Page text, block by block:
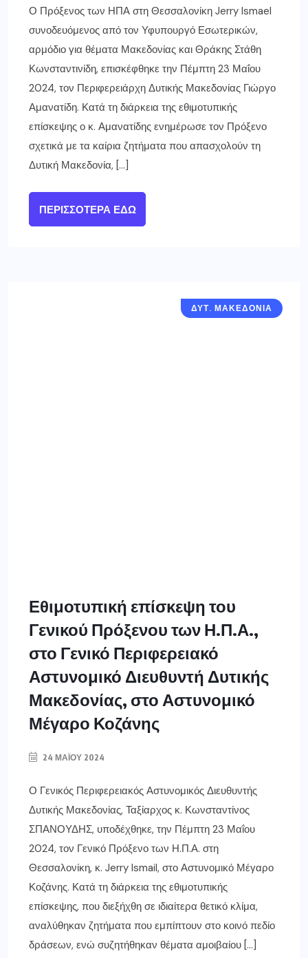
Ο Πρόξενος των ΗΠΑ στη Θεσσαλονίκη Jerry Ismael
συνοδευόμενος από τον Υφυπουργό Εσωτερικών,
αρμόδιο για θέματα Μακεδονίας και Θράκης Στάθη
Κωνσταντινίδη, επισκέφθηκε την Πέμπτη 23 Μαΐου
2024, τον Περιφερειάρχη Δυτικής Μακεδονίας Γιώργο
Αμανατίδη. Κατά τη διάρκεια της εθιμοτυπικής
επίσκεψης ο κ. Αμανατίδης ενημέρωσε τον Πρόξενο
σχετικά με τα καίρια ζητήματα που απασχολούν τη
Δυτική Μακεδονία, […]
ΠΕΡΙΣΣΌΤΕΡΑ ΕΔΏ
ΔΥΤ. ΜΑΚΕΔΟΝΙΑ
Εθιμοτυπική επίσκεψη του
Γενικού Πρόξενου των Η.Π.Α.,
στο Γενικό Περιφερειακό
Αστυνομικό Διευθυντή Δυτικής
Μακεδονίας, στο Αστυνομικό
Μέγαρο Κοζάνης
24 ΜΑΪ́ΟΥ 2024
Ο Γενικός Περιφερειακός Αστυνομικός Διευθυντής
Δυτικής Μακεδονίας, Ταξίαρχος κ. Κωνσταντίνος
ΣΠΑΝΟΥΔΗΣ, υποδέχθηκε, την Πέμπτη 23 Μαΐου
2024, τον Γενικό Πρόξενο των Η.Π.Α. στη
Θεσσαλονίκη, κ. Jerry Ismail, στο Αστυνομικό Μέγαρο
Κοζάνης. Κατά τη διάρκεια της εθιμοτυπικής
επίσκεψης, που διεξήχθη σε ιδιαίτερα θετικό κλίμα,
αναλύθηκαν ζητήματα που εμπίπτουν στο κοινό πεδίο
δράσεων, ενώ συζητήθηκαν θέματα αμοιβαίου […]